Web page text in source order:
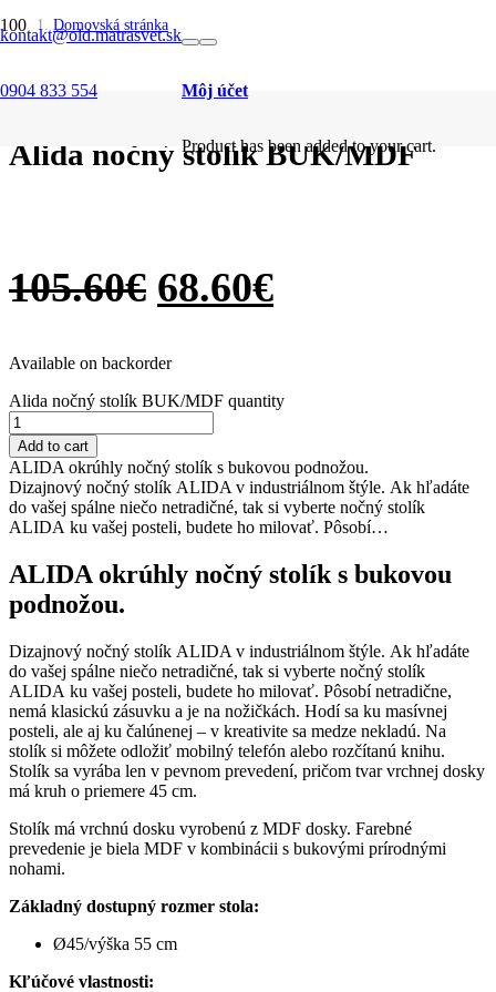
kontakt@old.matrasvet.sk
0904 833 554 Môj účet
Producthas been added to your cart.
Domovská stránka
/
/
Alida nočný stolík BUK/MDF
Alida nočný stolík BUK/MDF
105.60€ 68.60€
Available on backorder
Alida nočný stolík BUK/MDF quantity
Add to cart
ALIDA okrúhly nočný stolík s bukovou podnožou.
Dizajnový nočný stolík ALIDA v industriálnom štýle. Ak hľadáte
do vašej spálne niečo netradičné, tak si vyberte nočný stolík
ALIDA ku vašej posteli, budete ho milovať. Pôsobí…
ALIDA okrúhly nočný stolík s bukovou
podnožou.
Dizajnový nočný stolík ALIDA v industriálnom štýle. Ak hľadáte
do vašej spálne niečo netradičné, tak si vyberte nočný stolík
ALIDA ku vašej posteli, budete ho milovať. Pôsobí netradične,
nemá klasickú zásuvku a je na nožičkách. Hodí sa ku masívnej
posteli, ale aj ku čalúnenej – v kreativite sa medze nekladú. Na
stolík si môžete odložiť mobilný telefón alebo rozčítanú knihu.
Stolík sa vyrába len v pevnom prevedení, pričom tvar vrchnej dosky
má kruh o priemere 45 cm.
Stolík má vrchnú dosku vyrobenú z MDF dosky. Farebné
prevedenie je biela MDF v kombinácii s bukovými prírodnými
nohami.
Základný dostupný rozmer stola:
Ø45/výška 55 cm
Kľúčové vlastnosti: